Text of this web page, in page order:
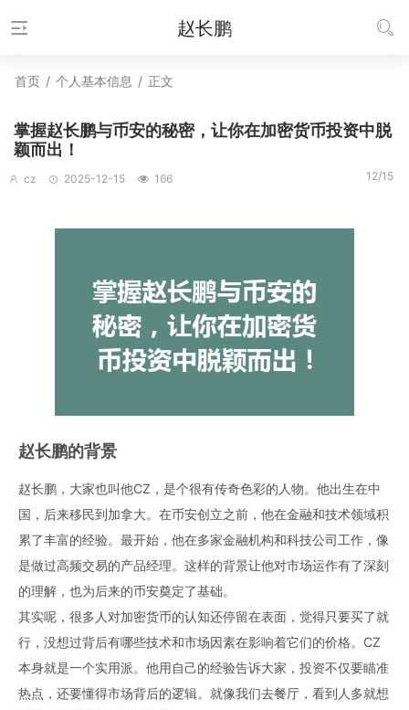
赵长鹏
首页 / 个人基本信息 / 正文
掌握赵长鹏与币安的秘密，让你在加密货币投资中脱
颖而出！
cz 2025-12-15 166 12/15
赵长鹏的背景
赵长鹏 ，大家也叫他CZ，是个很有传奇色彩的人物。他出生在中
国，后来移民到加拿大。在币安创立之前，他在金融和技术领域积
累了丰富的经验。最开始，他在多家金融机构和科技公司工作，像
是做过高频交易的产品经理。这样的背景让他对市场运作有了深刻
的理解，也为后来的币安奠定了基础。
其实呢，很多人对加密货币的认知还停留在表面，觉得只要买了就
行，没想过背后有哪些技术和市场因素在影响着它们的价格。CZ
本身就是一个实用派。他用自己的经验告诉大家，投资不仅要瞄准
热点，还要懂得市场背后的逻辑。就像我们去餐厅，看到人多就想